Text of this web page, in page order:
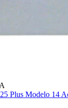
Plus Modelo 14